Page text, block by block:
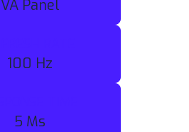
VA Panel
100 Hz
5 Ms